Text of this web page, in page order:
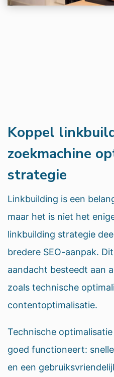
Koppel
zoekmachine
strategie
Linkbuilding is een
maar het is niet het
linkbuilding strategie
bredere SEO-aanpak.
aandacht besteedt aan
zoals technische
contentoptimalisatie.
Technische
goed functioneert:
en een